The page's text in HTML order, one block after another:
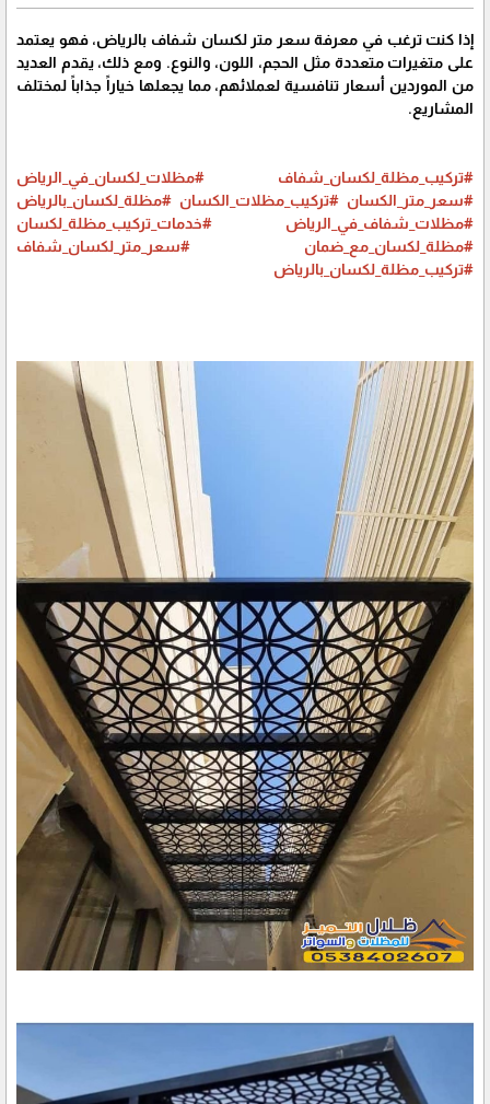
إذا كنت ترغب في معرفة سعر متر لكسان شفاف بالرياض، فهو يعتمد
على متغيرات متعددة مثل الحجم، اللون، والنوع. ومع ذلك، يقدم العديد
من الموردين أسعار تنافسية لعملائهم، مما يجعلها خياراً جذاباً لمختلف
المشاريع.
#تركيب_مظلة_لكسان_شفاف
#مظلات_لكسان_في_الرياض
#سعر_متر_الكسان #تركيب_مظلات_الكسان #مظلة_لكسان_بالرياض
#مظلات_شفاف_في_الرياض
#خدمات_تركيب_مظلة_لكسان
#مظلة_لكسان_مع_ضمان
#سعر_متر_لكسان_شفاف
#تركيب_مظلة_لكسان_بالرياض